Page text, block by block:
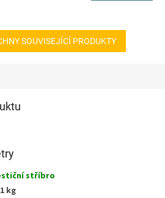
SOUVISEJÍCÍ PRODUKTY
stříbro
kg